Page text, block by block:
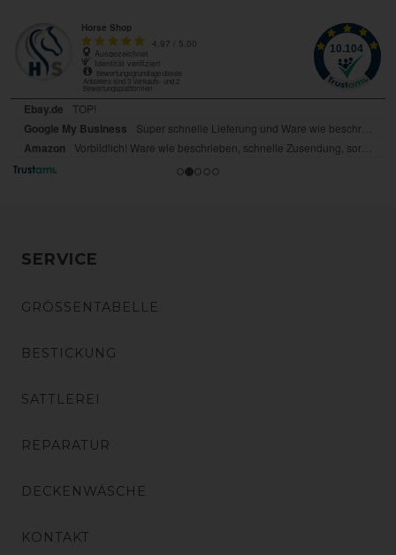
SERVICE
GRÖSSENTABELLE
BESTICKUNG
SATTLEREI
REPARATUR
DECKENWÄSCHE
KONTAKT